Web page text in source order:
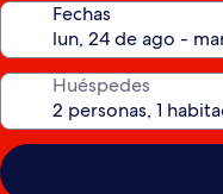
Fechas
Huéspedes